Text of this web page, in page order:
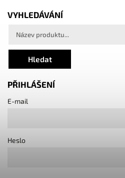
VYHLEDÁVÁNÍ
Hledat
PŘIHLÁŠENÍ
E-mail
Heslo